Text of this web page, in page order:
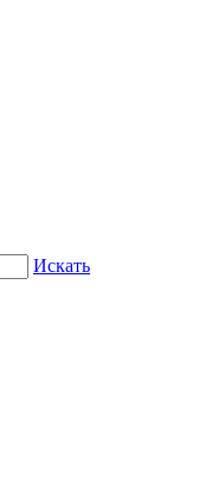
Искать